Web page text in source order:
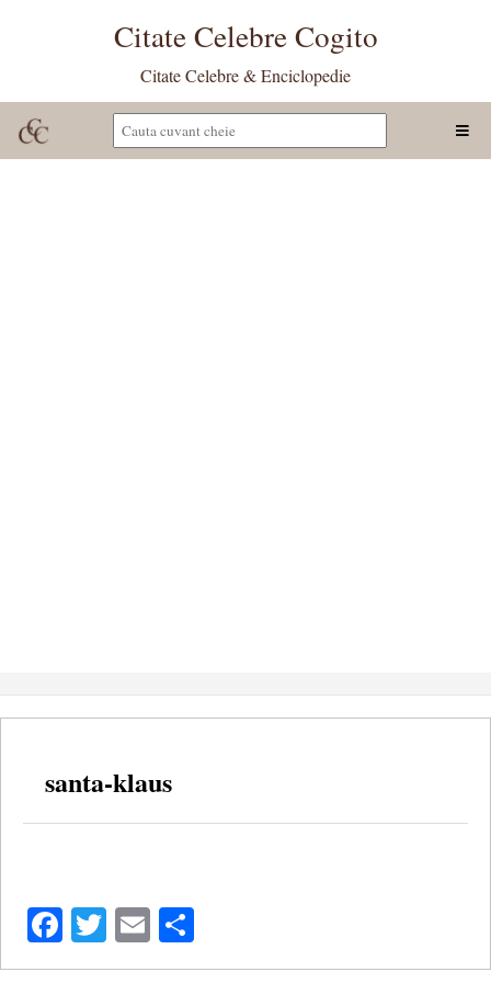
Citate Celebre Cogito
Citate Celebre & Enciclopedie
santa-klaus
Facebook
Twitter
Email